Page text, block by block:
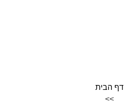
דף הבית
>>